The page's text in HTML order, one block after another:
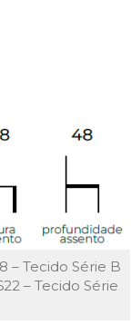
– Tecido Série B
– Tecido Série